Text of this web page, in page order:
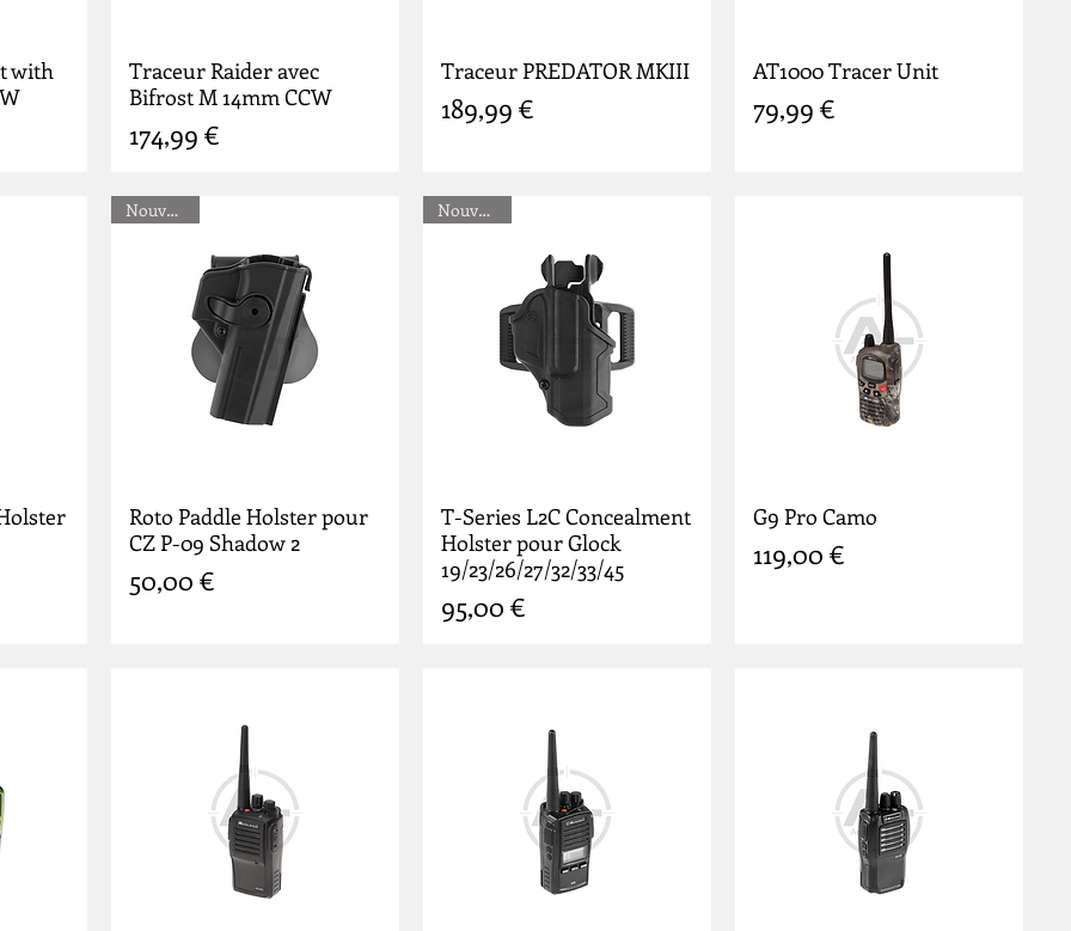
with
Traceur Raider avec
Bifrost M 14mm CCW
Prix
174,99 €
Traceur PREDATOR MKIII
Prix
189,99 €
AT1000 Tracer Unit
Prix
79,99 €
Nouveauté
Roto Paddle Holster pour
CZ P-09 Shadow 2
Prix
50,00 €
Nouveauté
T-Series L2C Concealment
Holster pour Glock
19/23/26/27/32/33/45
Prix
95,00 €
G9 Pro Camo
Prix
119,00 €